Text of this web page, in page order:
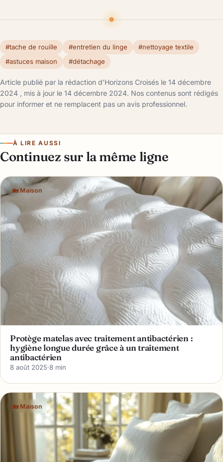
#tache de rouille #entretien du linge
#nettoyage textile
#astuces maison
#détachage
Article publié par la rédaction d’Horizons Croisés le 14 décembre
2024 , mis à jour le 14 décembre 2024. Nos contenus sont rédigés
pour informer et ne remplacent pas un avis professionnel.
À LIRE AUSSI
Continuez sur la même ligne
🏡 Maison
Protège matelas avec traitement antibactérien :
hygiène longue durée grâce à un traitement
antibactérien
8 août 2025·8 min
🏡 Maison